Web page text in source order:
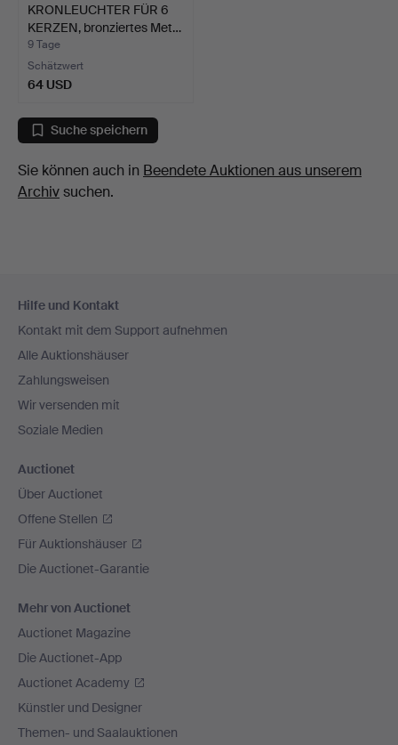
KRONLEUCHTER FÜR 6
KERZEN, bronziertes Met…
9 Tage
Schätzwert
64 USD
Suche speichern
Sie können auch in Beendete Auktionen aus unserem
Archivsuchen.
Navigation
Hilfe und Kontakt
Kontakt mit dem Support aufnehmen
Alle Auktionshäuser
Zahlungsweisen
Wir versenden mit
Soziale Medien
Auctionet
Über Auctionet
Offene Stellen
Für Auktionshäuser
Die Auctionet-Garantie
Mehr von Auctionet
Auctionet Magazine
Die Auctionet-App
Auctionet Academy
Künstler und Designer
Themen- und Saalauktionen